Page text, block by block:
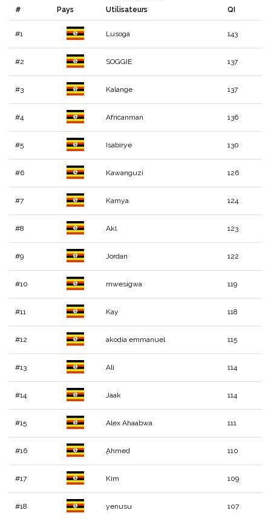
#
Pays Utilisateurs QI
#1 Lusoga 143
#2 SOGGIE 137
#3 Kalange 137
#4 Africanman 136
#5 Isabirye 130
#6 Kawanguzi 126
#7 Kamya 124
#8 Akl 123
#9 Jordan 122
#10 mwesigwa 119
#11 Kay 118
#12 akodia emmanuel 115
#13 Ali 114
#14 Jaak 114
#15 Alex Ahaabwa 111
#16 ِAhmed 110
#17 Kim 109
#18 yenusu 107